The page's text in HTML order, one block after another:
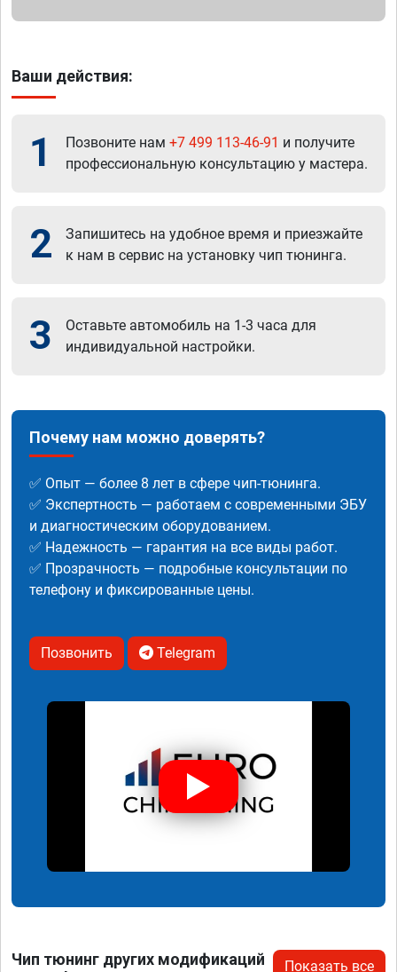
Ваши действия:
1 Позвоните нам +7 499 113-46-91 и получите
профессиональную консультацию у мастера.
2
Запишитесь на удобное время и приезжайте
к нам в сервис на установку чип тюнинга.
3
Оставьте автомобиль на 1-3 часа для
индивидуальной настройки.
Почему нам можно доверять?
✅ Опыт — более 8 лет в сфере чип-тюнинга.
✅ Экспертность — работаем с современными ЭБУ
и диагностическим оборудованием.
✅ Надежность — гарантия на все виды работ.
✅ Прозрачность — подробные консультации по
телефону и фиксированные цены.
Позвонить Telegram
Чип тюнинг других модификаций
Показать все